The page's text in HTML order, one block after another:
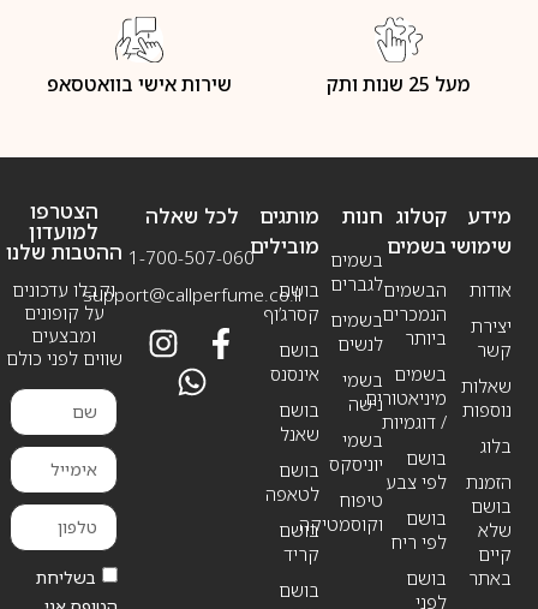
מעל 25 שנות ותק שירות אישי בוואטסאפ
מידע
שימושי
אודות
יצירת
קשר
שאלות
נוספות
בלוג
הזמנת
בושם
שלא
קיים
באתר
חנות
בשמים
לגברים
בשמים
לנשים
בשמי
נישה
בשמי
יוניסקס
טיפוח
וקוסמטיקה
קטלוג
בשמים
הבשמים
הנמכרים
ביותר
בשמים
מיניאטורים
/ דוגמיות
בושם
לפי צבע
בושם
לפי ריח
בושם
לפני
מותגים
מובילים
בושם
קסרג’וף
בושם
אינסנס
בושם
שאנל
בושם
לטאפה
בושם
קריד
בושם
לכל שאלה
1-700-507-060
support@callperfume.co.il
הצטרפו
למועדון
ההטבות שלנו
וקבלו עדכונים
על קופונים
ומבצעים
שווים לפני כולם
בשליחת